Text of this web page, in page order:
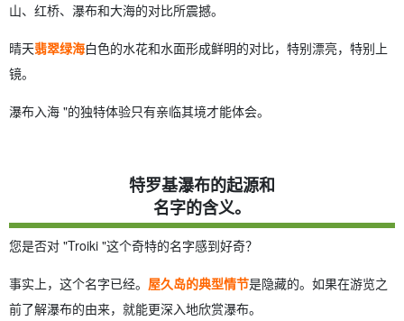
山、红桥、瀑布和大海的对比所震撼。
晴天翡翠绿海白色的水花和水面形成鲜明的对比，特别漂亮，特别上
镜。
瀑布入海 "的独特体验只有亲临其境才能体会。
特罗基瀑布的起源和
名字的含义。
您是否对 "Troiki "这个奇特的名字感到好奇？
事实上，这个名字已经。 屋久岛的典型情节是隐藏的。如果在游览之
前了解瀑布的由来，就能更深入地欣赏瀑布。